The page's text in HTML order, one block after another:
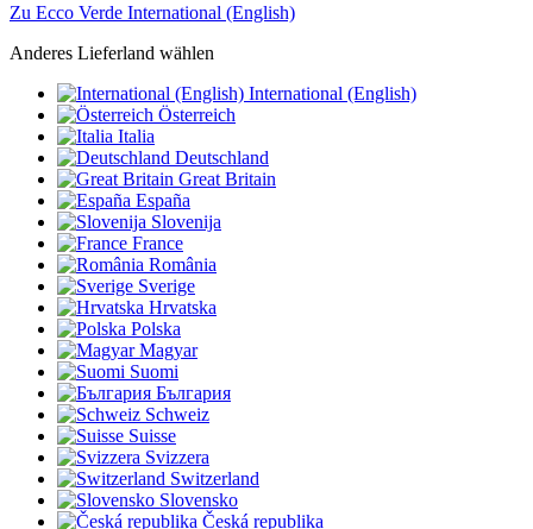
Zu Ecco Verde International (English)
Anderes Lieferland wählen
International (English)
Österreich
Italia
Deutschland
Great Britain
España
Slovenija
France
România
Sverige
Hrvatska
Polska
Magyar
Suomi
България
Schweiz
Suisse
Svizzera
Switzerland
Slovensko
Česká republika